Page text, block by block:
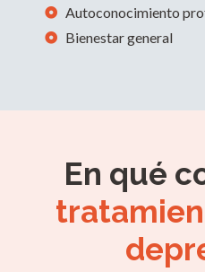
Autoconocimiento
Bienestar general
En qué